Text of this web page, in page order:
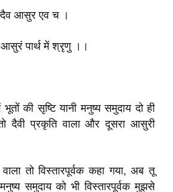
आसुर एव च ।
आसुरं पार्थ में श्रृणु ।।
की सृष्टि यानी मनुष्य समुदाय दो ही
दैवी प्रकृति वाला और दूसरा आसुरी
तो विस्तारपूर्वक कहा गया, अब तू
समुदाय को भी विस्तारपूर्वक मुझसे